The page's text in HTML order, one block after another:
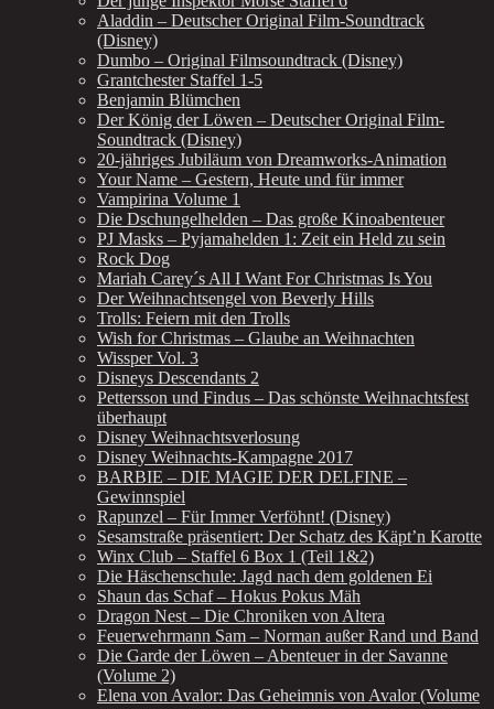
Aladdin – Deutscher Original Film-Soundtrack
(Disney)
Dumbo – Original Filmsoundtrack (Disney)
Grantchester Staffel 1-5
Benjamin Blümchen
Der König der Löwen – Deutscher Original Film-
Soundtrack (Disney)
20-jähriges Jubiläum von Dreamworks-Animation
Your Name – Gestern, Heute und für immer
Vampirina Volume 1
Die Dschungelhelden – Das große Kinoabenteuer
PJ Masks – Pyjamahelden 1: Zeit ein Held zu sein
Rock Dog
Mariah Carey´s All I Want For Christmas Is You
Der Weihnachtsengel von Beverly Hills
Trolls: Feiern mit den Trolls
Wish for Christmas – Glaube an Weihnachten
Wissper Vol. 3
Disneys Descendants 2
Pettersson und Findus – Das schönste Weihnachtsfest
überhaupt
Disney Weihnachtsverlosung
Disney Weihnachts-Kampagne 2017
BARBIE – DIE MAGIE DER DELFINE –
Gewinnspiel
Rapunzel – Für Immer Verföhnt! (Disney)
Sesamstraße präsentiert: Der Schatz des Käpt’n Karotte
Winx Club – Staffel 6 Box 1 (Teil 1&2)
Die Häschenschule: Jagd nach dem goldenen Ei
Shaun das Schaf – Hokus Pokus Mäh
Dragon Nest – Die Chroniken von Altera
Feuerwehrmann Sam – Norman außer Rand und Band
Die Garde der Löwen – Abenteuer in der Savanne
(Volume 2)
Elena von Avalor: Das Geheimnis von Avalor (Volume